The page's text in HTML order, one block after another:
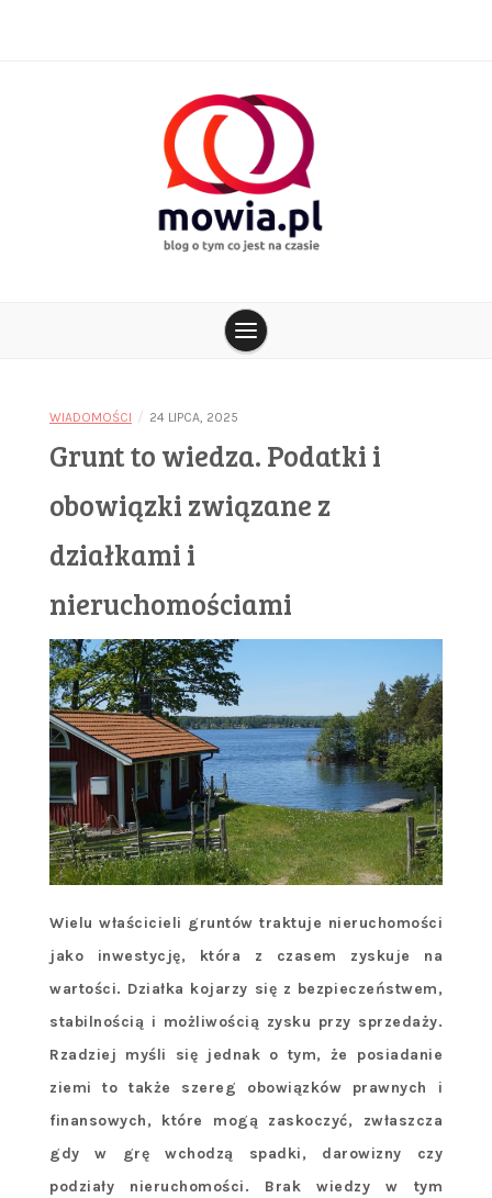
mowia.pl
WIADOMOŚCI / 24 LIPCA, 2025
Grunt to wiedza. Podatki i
obowiązki związane z
działkami i
nieruchomościami
Wielu właścicieli gruntów traktuje nieruchomości
jako inwestycję, która z czasem zyskuje na
wartości. Działka kojarzy się z bezpieczeństwem,
stabilnością i możliwością zysku przy sprzedaży.
Rzadziej myśli się jednak o tym, że posiadanie
ziemi to także szereg obowiązków prawnych i
finansowych, które mogą zaskoczyć, zwłaszcza
gdy w grę wchodzą spadki, darowizny czy
podziały nieruchomości. Brak wiedzy w tym